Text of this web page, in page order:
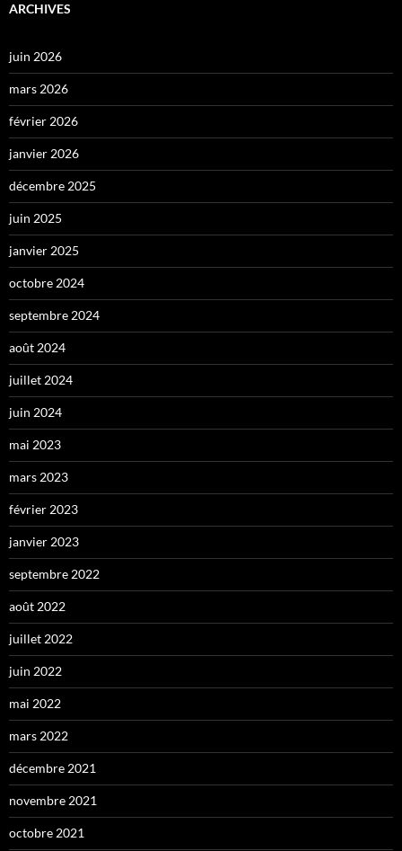
ARCHIVES
juin 2026
mars 2026
février 2026
janvier 2026
décembre 2025
juin 2025
janvier 2025
octobre 2024
septembre 2024
août 2024
juillet 2024
juin 2024
mai 2023
mars 2023
février 2023
janvier 2023
septembre 2022
août 2022
juillet 2022
juin 2022
mai 2022
mars 2022
décembre 2021
novembre 2021
octobre 2021